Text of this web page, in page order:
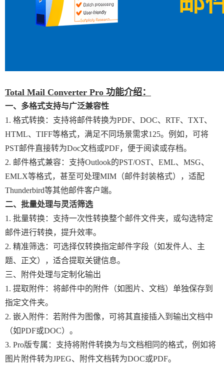
Total Mail Converter Pro 功能介绍：
一、多格式支持与广泛兼容性
1. 格式转换：支持将邮件转换为PDF、DOC、RTF、TXT、
HTML、TIFF等格式，满足不同场景需求125。例如，可将
PST邮件直接转为Doc文档或PDF，便于阅读或存档。
2. 邮件格式兼容：支持Outlook的PST/OST、EML、MSG、
EMLX等格式，甚至可处理MIM（邮件封装格式），适配
Thunderbird等其他邮件客户端。
二、批量处理与灵活筛选
1. 批量转换：支持一次性转换整个邮件文件夹，或勾选特定
邮件进行转换，提升效率。
2. 精准筛选：可选择仅转换指定邮件字段（如发件人、主
题、正文），适合提取关键信息。
三、附件处理与定制化输出
1. 提取附件：将邮件中的附件（如图片、文档）单独保存到
指定文件夹。
2. 嵌入附件：若附件为图像，可将其直接插入到输出文档中
（如PDF或DOC）。
3. Pro版专属：支持将附件转换为与文档相同的格式，例如将
图片附件转为JPEG、附件文档转为DOC或PDF。